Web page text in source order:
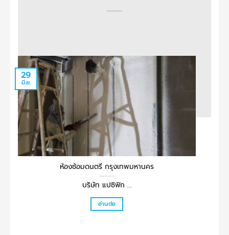
ห้องซ้อมดนตรี กรุงเทพมหานคร
บริษัท แปซิฟิก ...
อ่านต่อ
29
มิ.ย.